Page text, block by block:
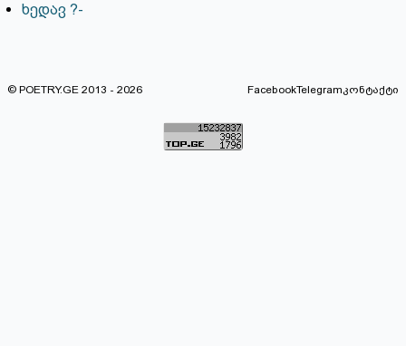
ხედავ ?-
© POETRY.GE 2013 - 2026 FacebookTelegramკონტაქტი